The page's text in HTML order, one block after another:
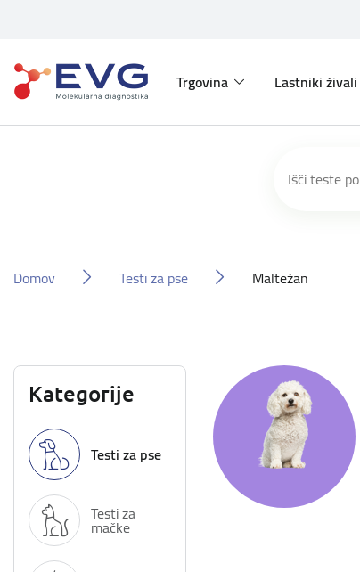
Trgovina Lastniki živali
Domov Testi za pse Maltežan
Kategorije
Testi za pse
Testi za
mačke